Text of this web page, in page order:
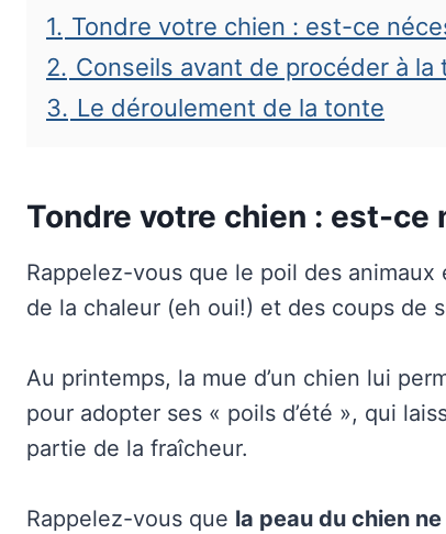
1. Tondre votre chien : est-ce
2. Conseils avant de procéder à la
3. Le déroulement de la tonte
Tondre votre chien : est-ce
Rappelez-vous que le poil des
de la chaleur (eh oui!) et des coups de
Au printemps, la mue d’un chien lui
pour adopter ses « poils d’été », qui
partie de la fraîcheur.
Rappelez-vous que la peau du chien